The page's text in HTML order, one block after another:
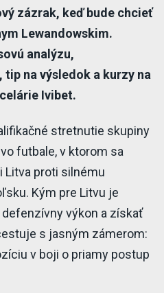
zázrak, keď bude chcieť
Lewandowskim.
analýzu,
na výsledok a kurzy na
Ivibet.
stretnutie skupiny
futbale, v ktorom sa
proti silnému
Kým pre Litvu je
výkon a získať
s jasným zámerom:
v boji o priamy postup